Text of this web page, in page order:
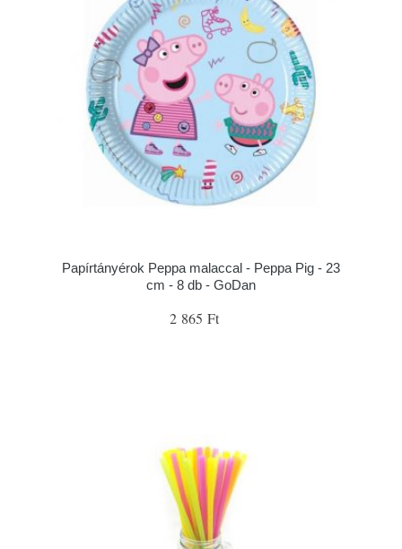
Papírtányérok Peppa malaccal - Peppa Pig - 23
cm - 8 db - GoDan
2 865 Ft